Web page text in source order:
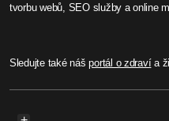
tvorbu webů, SEO služby a online
Sledujte také nášportál o zdravía